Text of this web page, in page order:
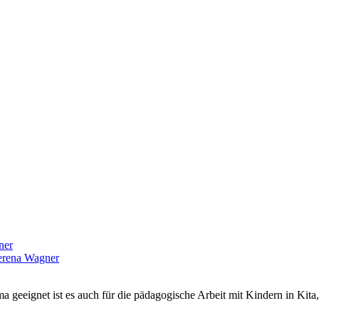
Wagner
geeignet ist es auch für die pädagogische Arbeit mit Kindern in Kita,